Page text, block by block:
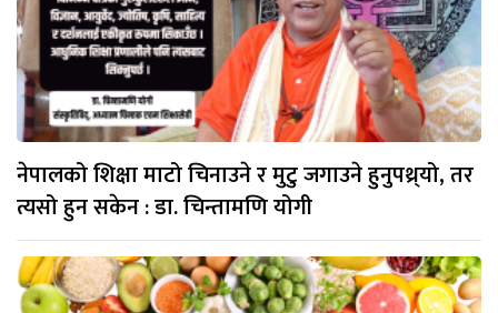
नेपालको शिक्षा माटो चिनाउने र मुटु जगाउने हुनुपथ्र्यो, तर
त्यसो हुन सकेन : डा. चिन्तामणि योगी